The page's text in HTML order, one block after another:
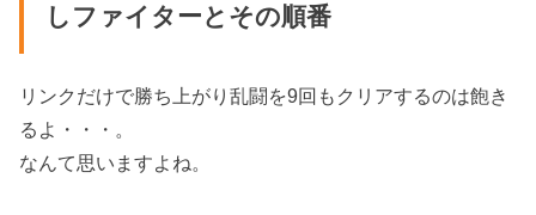
しファイターとその順番
リンクだけで勝ち上がり乱闘を9回もクリアするのは飽き
るよ・・・。
なんて思いますよね。